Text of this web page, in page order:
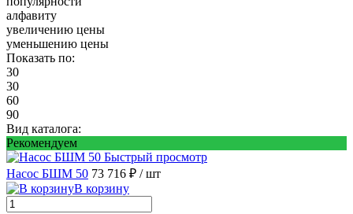
алфавиту
увеличению цены
уменьшению цены
Показать по:
30
30
60
90
Вид каталога:
Рекомендуем
Быстрый просмотр
Насос БШМ 50 73 716 ₽ / шт
В корзину